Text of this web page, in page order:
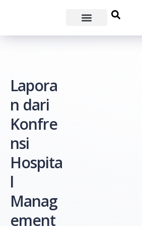
Lapora
n dari
Konfre
nsi
Hospita
l
Manag
ement